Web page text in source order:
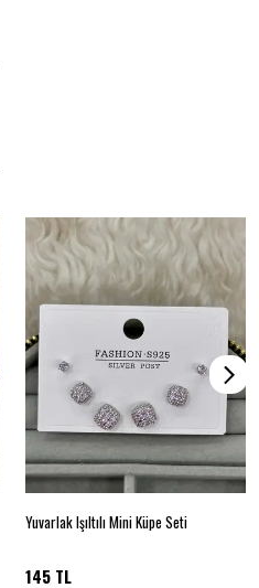
Yuvarlak Işıltılı Mini Küpe Seti
145 TL